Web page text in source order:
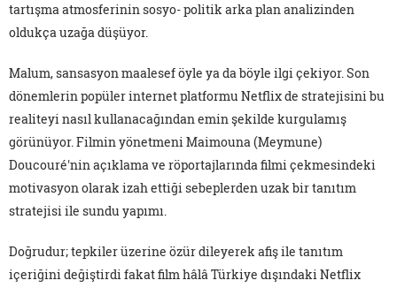
tartışma atmosferinin sosyo- politik arka plan analizinden
oldukça uzağa düşüyor.
Malum, sansasyon maalesef öyle ya da böyle ilgi çekiyor. Son
dönemlerin popüler internet platformu Netflix de stratejisini bu
realiteyi nasıl kullanacağından emin şekilde kurgulamış
görünüyor. Filmin yönetmeni Maimouna (Meymune)
Doucouré'nin açıklama ve röportajlarında filmi çekmesindeki
motivasyon olarak izah ettiği sebeplerden uzak bir tanıtım
stratejisi ile sundu yapımı.
Doğrudur; tepkiler üzerine özür dileyerek afiş ile tanıtım
içeriğini değiştirdi fakat film hâlâ Türkiye dışındaki Netflix